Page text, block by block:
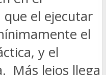
el ejecutar
el
y el
Más lejos llega